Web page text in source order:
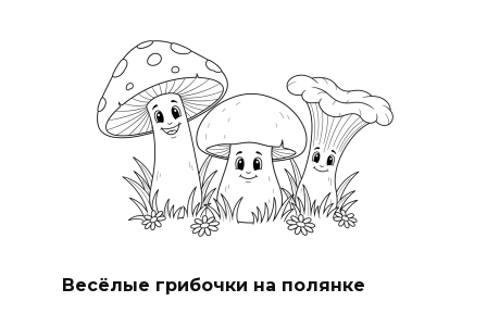
Весёлые грибочки на полянке